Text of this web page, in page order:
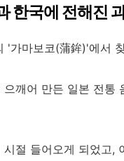
한국에 전해진
'가마보코(蒲鉾)'에서
으깨어 만든 일본 전통
절 들어오게 되었고,